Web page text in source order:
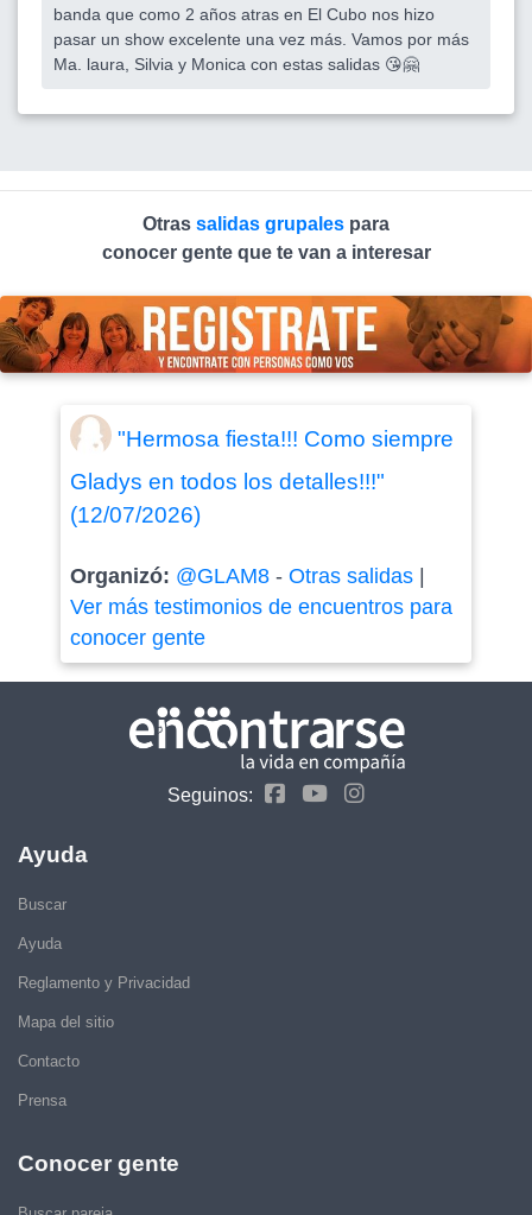
banda que como 2 años atras en El Cubo nos hizo
pasar un show excelente una vez más. Vamos por más
Ma. laura, Silvia y Monica con estas salidas 😘🤗
Otras salidas grupales para
conocer gente que te van a interesar
"Hermosa fiesta!!! Como siempre
Gladys en todos los detalles!!!"
(12/07/2026)
Organizó: @GLAM8- Otras salidas|
Ver más testimonios de encuentros para
conocer gente
Seguinos:
Ayuda
Buscar
Ayuda
Reglamento y Privacidad
Mapa del sitio
Contacto
Prensa
Conocer gente